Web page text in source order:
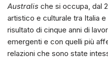
Australis che si occupa, dal
artistico e culturale tra Italia e
risultato di cinque anni di
emergenti e con quelli più
relazioni che sono state